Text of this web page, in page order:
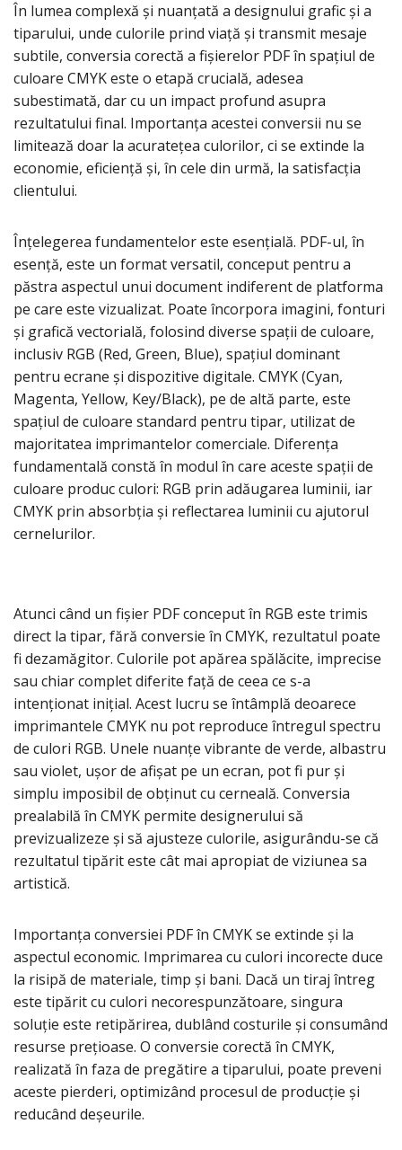
În lumea complexă și nuanțată a designului grafic și a
tiparului, unde culorile prind viață și transmit mesaje
subtile, conversia corectă a fișierelor PDF în spațiul de
culoare CMYK este o etapă crucială, adesea
subestimată, dar cu un impact profund asupra
rezultatului final. Importanța acestei conversii nu se
limitează doar la acuratețea culorilor, ci se extinde la
economie, eficiență și, în cele din urmă, la satisfacția
clientului.
Înțelegerea fundamentelor este esențială. PDF-ul, în
esență, este un format versatil, conceput pentru a
păstra aspectul unui document indiferent de platforma
pe care este vizualizat. Poate încorpora imagini, fonturi
și grafică vectorială, folosind diverse spații de culoare,
inclusiv RGB (Red, Green, Blue), spațiul dominant
pentru ecrane și dispozitive digitale. CMYK (Cyan,
Magenta, Yellow, Key/Black), pe de altă parte, este
spațiul de culoare standard pentru tipar, utilizat de
majoritatea imprimantelor comerciale. Diferența
fundamentală constă în modul în care aceste spații de
culoare produc culori: RGB prin adăugarea luminii, iar
CMYK prin absorbția și reflectarea luminii cu ajutorul
cernelurilor.
Atunci când un fișier PDF conceput în RGB este trimis
direct la tipar, fără conversie în CMYK, rezultatul poate
fi dezamăgitor. Culorile pot apărea spălăcite, imprecise
sau chiar complet diferite față de ceea ce s-a
intenționat inițial. Acest lucru se întâmplă deoarece
imprimantele CMYK nu pot reproduce întregul spectru
de culori RGB. Unele nuanțe vibrante de verde, albastru
sau violet, ușor de afișat pe un ecran, pot fi pur și
simplu imposibil de obținut cu cerneală. Conversia
prealabilă în CMYK permite designerului să
previzualizeze și să ajusteze culorile, asigurându-se că
rezultatul tipărit este cât mai apropiat de viziunea sa
artistică.
Importanța conversiei PDF în CMYK se extinde și la
aspectul economic. Imprimarea cu culori incorecte duce
la risipă de materiale, timp și bani. Dacă un tiraj întreg
este tipărit cu culori necorespunzătoare, singura
soluție este retipărirea, dublând costurile și consumând
resurse prețioase. O conversie corectă în CMYK,
realizată în faza de pregătire a tiparului, poate preveni
aceste pierderi, optimizând procesul de producție și
reducând deșeurile.